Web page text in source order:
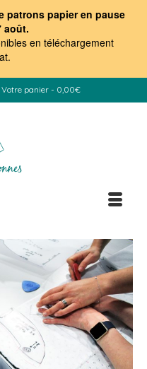
patrons papier en pause
août.
en téléchargement
.
Votre panier - 0,00€